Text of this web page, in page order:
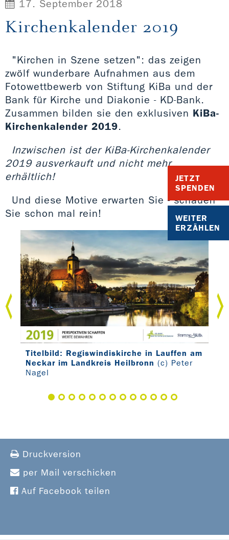
JETZT
SPENDEN
WEITER
ERZÄHLEN
17. September 2018
Kirchenkalender 2019
"Kirchen in Szene setzen": das zeigen
zwölf wunderbare Aufnahmen aus dem
Fotowettbewerb von Stiftung KiBa und der
Bank für Kirche und Diakonie - KD-Bank.
Zusammen bilden sie den exklusiven KiBa-
Kirchenkalender 2019.
Inzwischen ist der KiBa-Kirchenkalender
2019 ausverkauft und nicht mehr
erhältlich!
Und diese Motive erwarten Sie - schauen
Sie schon mal rein!
Titelbild: Regiswindiskirche in Lauffen am
Neckar im Landkreis Heilbronn (c) Peter
Nagel
Druckversion
per Mail verschicken
Auf Facebook teilen